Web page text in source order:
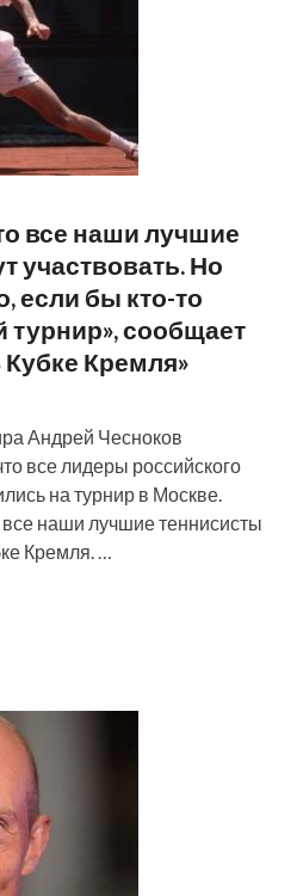
все наши лучшие
участвовать. Но
если бы кто-то
турнир», сообщает
Кремля»
Андрей Чесноков
все лидеры российского
на турнир в Москве.
все наши лучшие теннисисты
Кремля. …